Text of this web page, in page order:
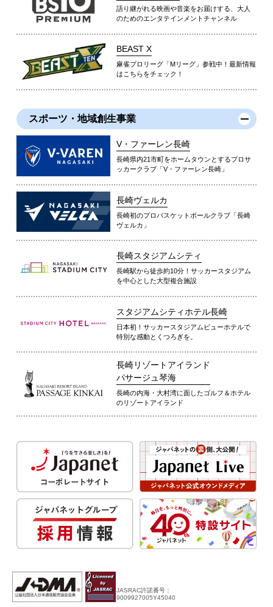
語り継がれる映画や音楽をお届けする、大人
のためのエンタテインメントチャンネル
BEAST X
麻雀プロリーグ「Mリーグ」参戦中！最新情報
はこちらをチェック！
スポーツ・地域創生事業
V・ファーレン長崎
長崎県内21市町をホームタウンとするプロサ
ッカークラブ「V・ファーレン長崎」
長崎ヴェルカ
長崎初のプロバスケットボールクラブ「長崎
ヴェルカ」
長崎スタジアムシティ
長崎駅から徒歩約10分！サッカースタジアム
を中心とした大型複合施設
スタジアムシティホテル長崎
日本初！サッカースタジアムビューホテルで
特別な感動とくつろぎを。
長崎リゾートアイランド
パサージュ琴海
長崎の内海・大村湾に面したゴルフ＆ホテル
のリゾートアイランド
JASRAC許諾番号：
9009927005Y45040